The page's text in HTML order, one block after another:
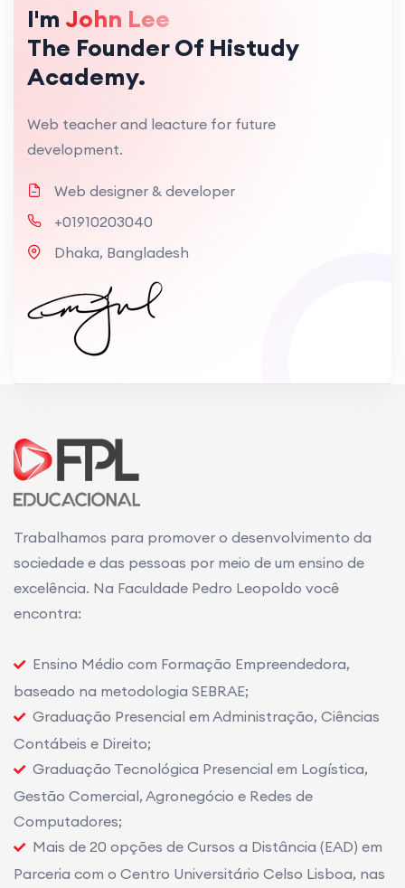
I'm John Lee
The Founder Of Histudy
Academy.
Web teacher and leacture for future
development.
Web designer & developer
+01910203040
Dhaka, Bangladesh
Trabalhamos para promover o desenvolvimento da
sociedade e das pessoas por meio de um ensino de
excelência. Na Faculdade Pedro Leopoldo você
encontra:
Ensino Médio com Formação Empreendedora,
baseado na metodologia SEBRAE;
Graduação Presencial em Administração, Ciências
Contábeis e Direito;
Graduação Tecnológica Presencial em Logística,
Gestão Comercial, Agronegócio e Redes de
Computadores;
Mais de 20 opções de Cursos a Distância (EAD) em
Parceria com o Centro Universitário Celso Lisboa, nas